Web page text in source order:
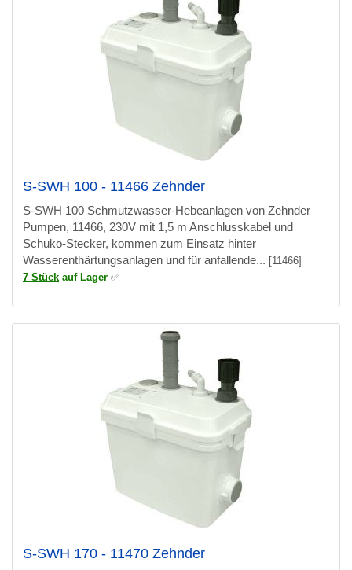
S-SWH 100 - 11466 Zehnder
S-SWH 100 Schmutzwasser-Hebeanlagen von Zehnder
Pumpen, 11466, 230V mit 1,5 m Anschlusskabel und
Schuko-Stecker, kommen zum Einsatz hinter
Wasserenthärtungsanlagen und für anfallende... [11466]
7 Stück auf Lager ✅
S-SWH 170 - 11470 Zehnder